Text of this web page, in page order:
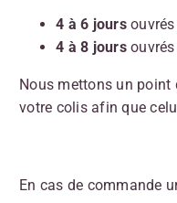
4 à 6 jours
4 à 8 jours
Nous mettons un point
votre colis afin que
En cas de commande